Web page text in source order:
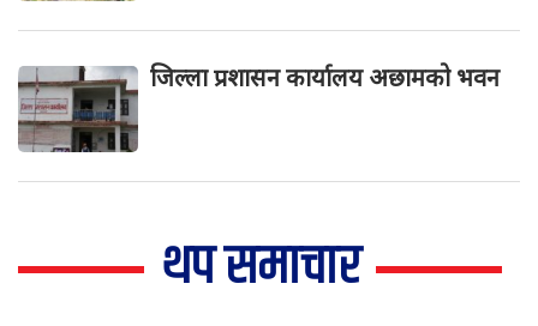
जिल्ला प्रशासन कार्यालय अछामको भवन
थप समाचार